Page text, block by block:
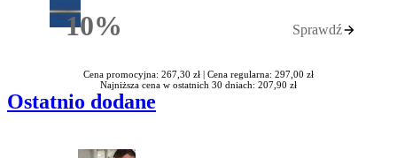
10%Rabatu Sprawdź
Cena promocyjna: 267,30 zł | Cena regularna: 297,00 zł
Najniższa cena w ostatnich 30 dniach: 207,90 zł
Ostatnio dodane